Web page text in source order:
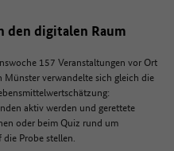
den digitalen Raum
157 Veranstaltungen vor Ort
verwandelte sich gleich die
aktiv werden und gerettete
oder beim Quiz rund um
Probe stellen.